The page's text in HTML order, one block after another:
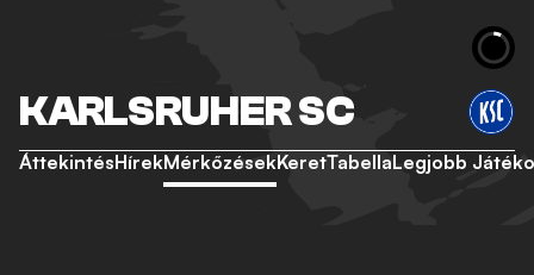
KARLSRUHER SC
ÁttekintésHírekMérkőzésekKeretTabellaLegjobb